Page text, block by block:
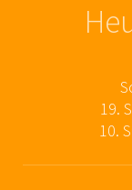
19.
10.